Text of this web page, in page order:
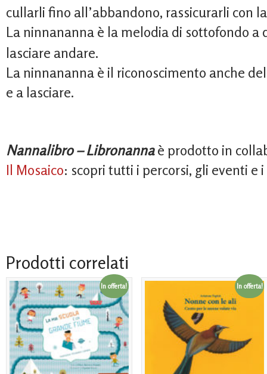
cullarli fino all’abbandono, rassicurarli con
La ninnananna è la melodia di sottofondo a
lasciare andare.
La ninnananna è il riconoscimento anche
e a lasciare.
Nannalibro – Libronannaè prodotto in
Il Mosaico: scopri tutti i percorsi, gli eventi e
Prodotti correlati
In offerta! In offerta!